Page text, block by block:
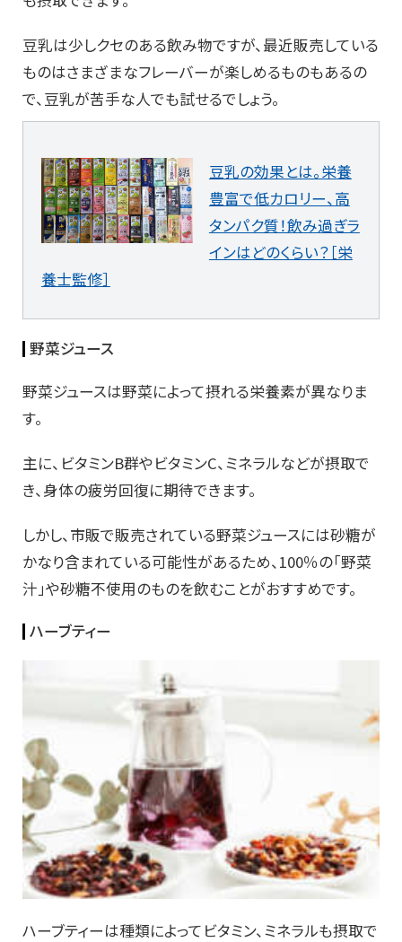
豆乳は少しクセのある飲み物ですが、最近販売している
ものはさまざまなフレーバーが楽しめるものもあるの
で、豆乳が苦手な人でも試せるでしょう。
豆乳の効果とは。栄養
豊富で低カロリー、高
タンパク質！飲み過ぎラ
インはどのくらい？［栄
養士監修］
野菜ジュース
野菜ジュースは野菜によって摂れる栄養素が異なりま
す。
主に、ビタミンB群やビタミンC、ミネラルなどが摂取で
き、身体の疲労回復に期待できます。
しかし、市販で販売されている野菜ジュースには砂糖が
かなり含まれている可能性があるため、100％の「野菜
汁」や砂糖不使用のものを飲むことがおすすめです。
ハーブティー
ハーブティーは種類によってビタミン、ミネラルも摂取で